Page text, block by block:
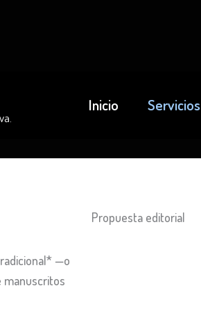
Inicio Servicios
Propuesta editorial
—o
manuscritos